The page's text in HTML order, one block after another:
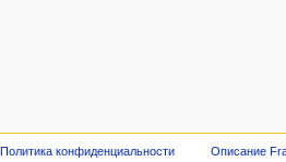
Политика конфиденциальности Описание